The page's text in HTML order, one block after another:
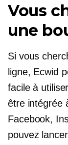
Vous
une
Si vous
ligne, Ecwid
facile à utiliser
être intégrée
Facebook,
pouvez